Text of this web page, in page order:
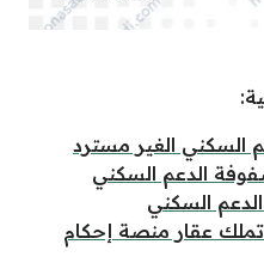
السكني الغير مسترد
الدعم السكني
السكني
عقار منصة إحكام